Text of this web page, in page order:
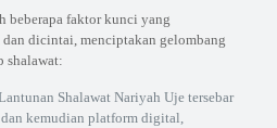
beberapa faktor kunci yang
dicintai, menciptakan gelombang
shalawat:
Shalawat Nariyah Uje tersebar
kemudian platform digital,